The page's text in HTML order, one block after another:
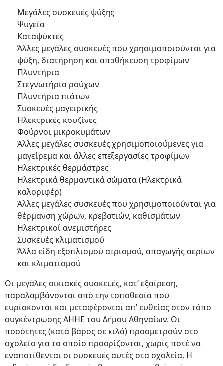
Μεγάλες συσκευές ψύξης
Ψυγεία
Καταψύκτες
Άλλες μεγάλες συσκευές που χρησιμοποιούνται για
ψύξη, διατήρηση και αποθήκευση τροφίμων
Πλυντήρια
Στεγνωτήρια ρούχων
Πλυντήρια πιάτων
Συσκευές μαγειρικής
Ηλεκτρικές κουζίνες
Φούρνοι μικροκυμάτων
Άλλες μεγάλες συσκευές χρησιμοποιούμενες για
μαγείρεμα και άλλες επεξεργασίες τροφίμων
Ηλεκτρικές θερμάστρες
Ηλεκτρικά θερμαντικά σώματα (Ηλεκτρικά
καλοριφέρ)
Άλλες μεγάλες συσκευές που χρησιμοποιούνται για
θέρμανση χώρων, κρεβατιών, καθισμάτων
Ηλεκτρικοί ανεμιστήρες
Συσκευές κλιματισμού
Άλλα είδη εξοπλισμού αερισμού, απαγωγής αερίων
και κλιματισμού
Οι μεγάλες οικιακές συσκευές, κατ’ εξαίρεση,
παραλαμβάνονται από την τοποθεσία που
ευρίσκονται και μεταφέρονται απ’ ευθείας στον τόπο
συγκέντρωσης ΑΗΗΕ του Δήμου Αθηναίων. Οι
ποσότητες (κατά βάρος σε κιλά) προσμετρούν στο
σχολείο για το οποίο προορίζονται, χωρίς ποτέ να
εναποτίθενται οι συσκευές αυτές στα σχολεία. Η